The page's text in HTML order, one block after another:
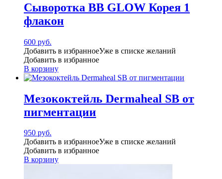
Сыворотка BB GLOW Корея 1
флакон
600 руб.
Добавить в избранноеУже в списке желаний
Добавить в избранное
В корзину
Мезококтейль Dermaheal SB от
пигментации
950 руб.
Добавить в избранноеУже в списке желаний
Добавить в избранное
В корзину